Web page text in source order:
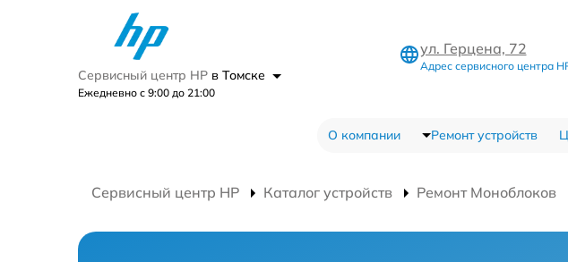
Сервисный центр HP в Томске
Ежедневно с 9:00 до 21:00
ул. Герцена, 72
Адрес сервисного центра
О компании Ремонт устройств
Сервисный центр HP Каталог устройств Ремонт Моноблоков